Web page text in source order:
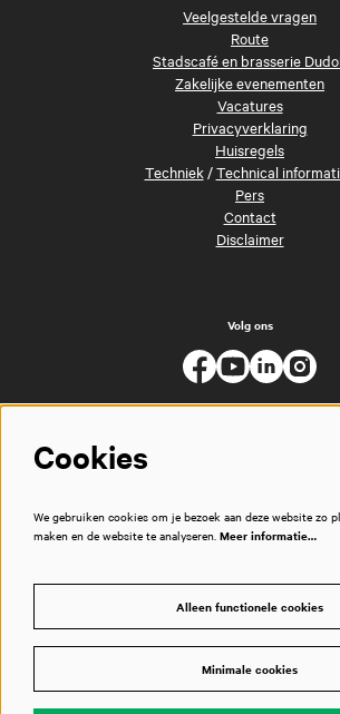
Veelgestelde vragen
Route
Stadscafé en brasserie
Zakelijke evenementen
Vacatures
Privacyverklaring
Huisregels
Techniek/Technical
Pers
Contact
Disclaimer
Volg ons
Cookies
We gebruiken cookies om je bezoek aan deze website zo
maken en de website te analyseren. Meer informatie…
Alleen functionele cookies
Minimale cookies